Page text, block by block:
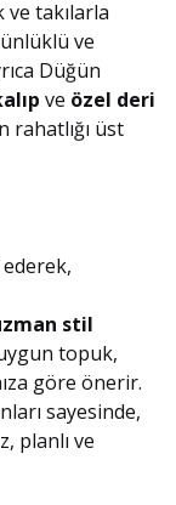
takılarla
ve
Düğün
ve özel deri
üst
stil
topuk,
göre önerir.
sayesinde,
planlı ve